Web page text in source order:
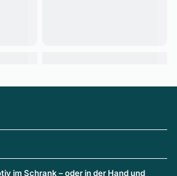
im Schrank – oder in der Hand und